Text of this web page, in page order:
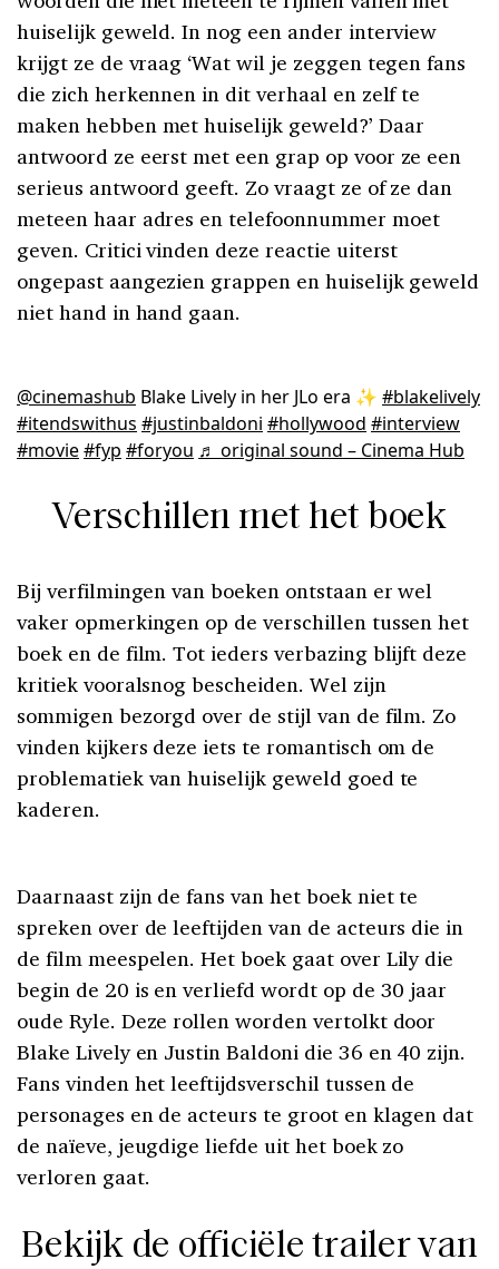
huiselijk geweld. In nog een ander interview
krijgt ze de vraag ‘Wat wil je zeggen tegen fans
die zich herkennen in dit verhaal en zelf te
maken hebben met huiselijk geweld?’ Daar
antwoord ze eerst met een grap op voor ze een
serieus antwoord geeft. Zo vraagt ze of ze dan
meteen haar adres en telefoonnummer moet
geven. Critici vinden deze reactie uiterst
ongepast aangezien grappen en huiselijk geweld
niet hand in hand gaan.
@cinemashub Blake Lively in her JLo era ✨ #blakelively
#itendswithus #justinbaldoni #hollywood #interview
#movie#fyp #foryou ♬ original sound – Cinema Hub
Verschillen met het boek
Bij verfilmingen van boeken ontstaan er wel
vaker opmerkingen op de verschillen tussen het
boek en de film. Tot ieders verbazing blijft deze
kritiek vooralsnog bescheiden. Wel zijn
sommigen bezorgd over de stijl van de film. Zo
vinden kijkers deze iets te romantisch om de
problematiek van huiselijk geweld goed te
kaderen.
Daarnaast zijn de fans van het boek niet te
spreken over de leeftijden van de acteurs die in
de film meespelen. Het boek gaat over Lily die
begin de 20 is en verliefd wordt op de 30 jaar
oude Ryle. Deze rollen worden vertolkt door
Blake Lively en Justin Baldoni die 36 en 40 zijn.
Fans vinden het leeftijdsverschil tussen de
personages en de acteurs te groot en klagen dat
de naïeve, jeugdige liefde uit het boek zo
verloren gaat.
Bekijk de officiële trailer van